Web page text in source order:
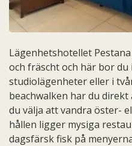
Lägenhetshotellet
och fräscht och här bor du
studiolägenheter eller i
beachwalken har du direkt
du välja att vandra öster-
hållen ligger mysiga
dagsfärsk fisk på